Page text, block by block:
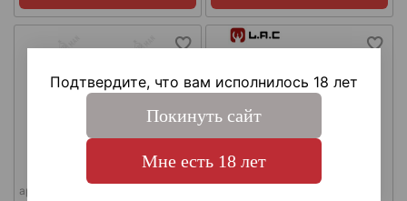
арт.
Подтвердите, что вам исполнилось 18 лет
Покинуть сайт
Мне есть 18 лет